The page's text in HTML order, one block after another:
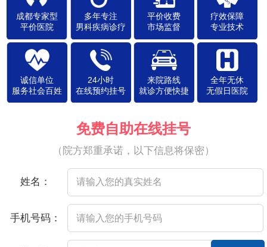
成都专家型
平价医院
多年专注
男科疾病诊疗
平价收费
市场监督
疗效保障
专业技术
诚信单位
服务社会百姓
24小时
在线预约挂号
来院路线
就诊方便快捷
全年无休
无假日医院
免费自助在线挂号
（院方郑重承诺，以下信息将保密）
姓名：
手机号码：